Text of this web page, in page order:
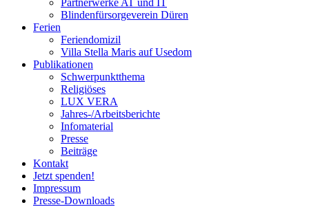
Partnerwerke AT und IT
Blindenfürsorgeverein Düren
Ferien
Feriendomizil
Villa Stella Maris auf Usedom
Publikationen
Schwerpunktthema
Religiöses
LUX VERA
Jahres-/​Arbeitsberichte
Infomaterial
Presse
Beiträge
Kontakt
Jetzt spenden!
Impressum
Presse-Downloads